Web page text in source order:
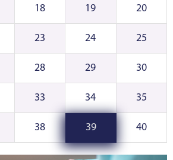
18 19 20
23 24 25
28 29 30
33 34 35
38 39 40